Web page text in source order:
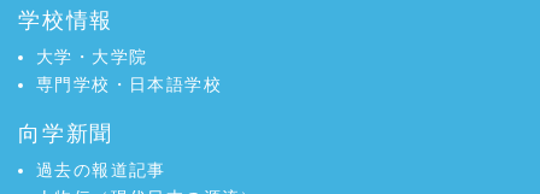
学校情報
大学・大学院
専門学校・日本語学校
向学新聞
過去の報道記事